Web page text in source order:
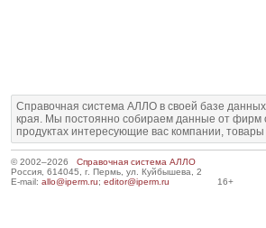
Справочная система АЛЛО в своей базе
края. Мы постоянно собираем данные от фирм
продуктах интересующие вас компании,
© 2002–2026 Справочная система АЛЛО
Россия, 614045, г. Пермь, ул. Куйбышева, 2
E-mail: allo@iperm.ru; editor@iperm.ru 16+